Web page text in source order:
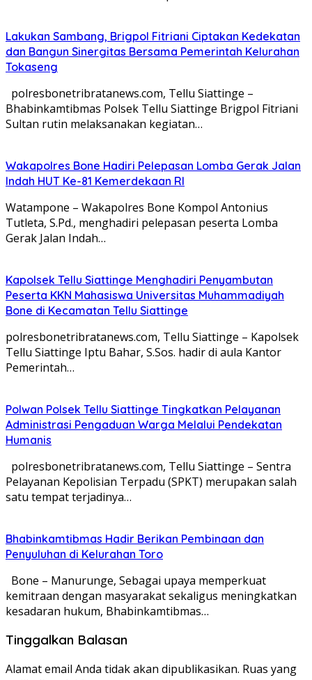
Lakukan Sambang, Brigpol Fitriani Ciptakan Kedekatan
dan Bangun Sinergitas Bersama Pemerintah Kelurahan
Tokaseng
polresbonetribratanews.com, Tellu Siattinge –
Bhabinkamtibmas Polsek Tellu Siattinge Brigpol Fitriani
Sultan rutin melaksanakan kegiatan…
Wakapolres Bone Hadiri Pelepasan Lomba Gerak Jalan
Indah HUT Ke-81 Kemerdekaan RI
Watampone – Wakapolres Bone Kompol Antonius
Tutleta, S.Pd., menghadiri pelepasan peserta Lomba
Gerak Jalan Indah…
Kapolsek Tellu Siattinge Menghadiri Penyambutan
Peserta KKN Mahasiswa Universitas Muhammadiyah
Bone di Kecamatan Tellu Siattinge
polresbonetribratanews.com, Tellu Siattinge – Kapolsek
Tellu Siattinge Iptu Bahar, S.Sos. hadir di aula Kantor
Pemerintah…
Polwan Polsek Tellu Siattinge Tingkatkan Pelayanan
Administrasi Pengaduan Warga Melalui Pendekatan
Humanis
polresbonetribratanews.com, Tellu Siattinge – Sentra
Pelayanan Kepolisian Terpadu (SPKT) merupakan salah
satu tempat terjadinya…
Bhabinkamtibmas Hadir Berikan Pembinaan dan
Penyuluhan di Kelurahan Toro
Bone – Manurunge, Sebagai upaya memperkuat
kemitraan dengan masyarakat sekaligus meningkatkan
kesadaran hukum, Bhabinkamtibmas…
Tinggalkan Balasan
Alamat email Anda tidak akan dipublikasikan. Ruas yang